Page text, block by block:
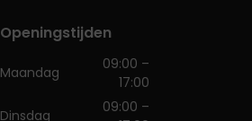
Openingstijden
Maandag
09:00 –
17:00
Dinsdag
09:00 –